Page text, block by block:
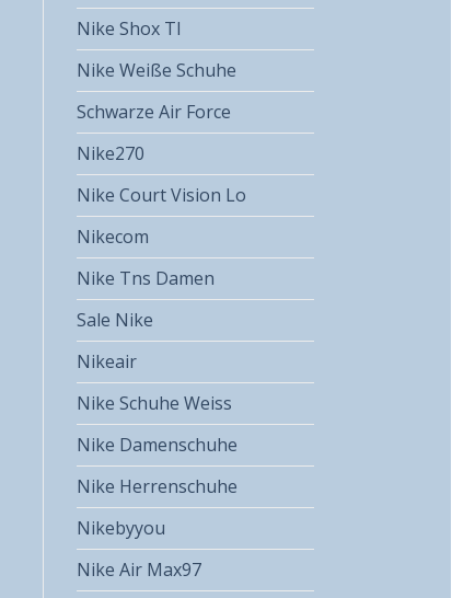
Nike Shox Tl
Nike Weiße Schuhe
Schwarze Air Force
Nike270
Nike Court Vision Lo
Nikecom
Nike Tns Damen
Sale Nike
Nikeair
Nike Schuhe Weiss
Nike Damenschuhe
Nike Herrenschuhe
Nikebyyou
Nike Air Max97